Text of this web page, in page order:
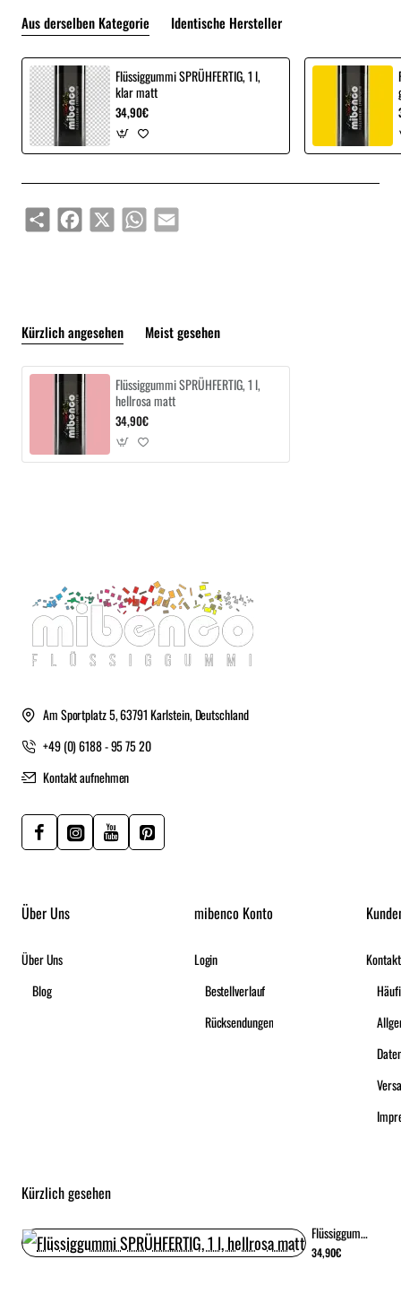
Aus derselben Kategorie Identische Hersteller
Flüssiggummi SPRÜHFERTIG, 1 l,
klar matt
34,90€
ShareFacebook
X WhatsAppEmail
Kürzlich angesehen Meist gesehen
Flüssiggummi SPRÜHFERTIG, 1 l,
hellrosa matt
34,90€
Am Sportplatz 5, 63791 Karlstein, Deutschland
+49 (0) 6188 - 95 75 20
Kontakt aufnehmen
Über Uns
Über Uns
Blog
mibenco Konto
Login
Bestellverlauf
Rücksendungen
Kontakt
Kürzlich gesehen
Flüssiggummi SPRÜHFERTIG, 1 l, hellrosa matt
34,90€